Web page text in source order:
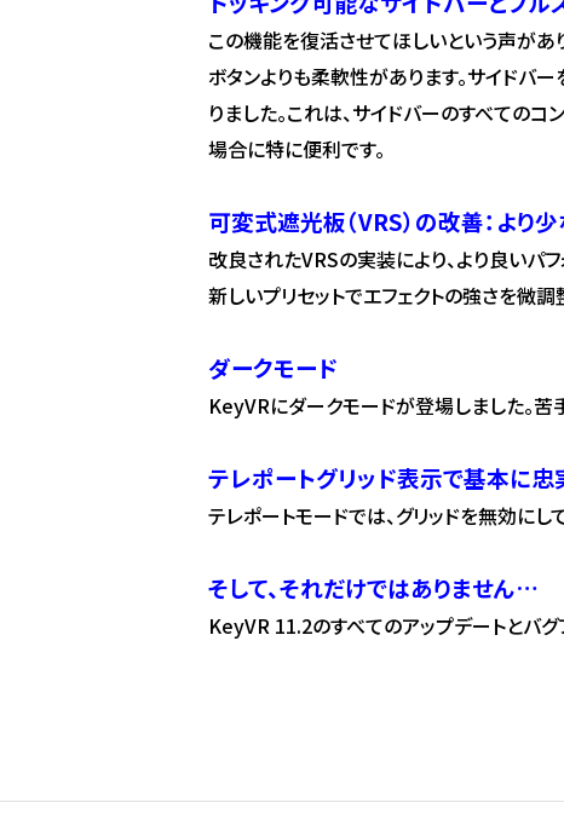
この機能を復活させてほしいという声があ
ボタンよりも柔軟性があります。サイドバ
りました。これは、サイドバーのすべての
場合に特に便利です。
可変式遮光板（VRS）の改善：より
改良されたVRSの実装により、より良いパフ
新しいプリセットでエフェクトの強さを微調
ダークモード
KeyVRにダークモードが登場しました。苦
テレポートグリッド表示で基本に忠
テレポートモードでは、グリッドを無効に
そして、それだけではありません…
KeyVR 11.2のすべてのアップデートとバグ